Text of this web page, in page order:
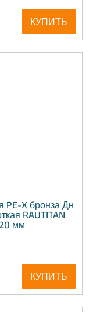
КУПИТЬ
PE-X бронза Дн
RAUTITAN
мм
КУПИТЬ